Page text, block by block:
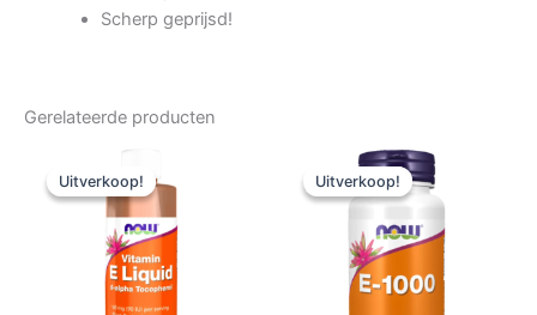
Scherp geprijsd!
Gerelateerde producten
Uitverkoop!
Uitverkoop! Uitverkoop!
Uitverkoop!